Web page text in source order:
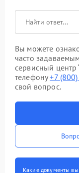
Вы можете
часто
сервисный
телефону+7
свой вопрос.
Какие документы вы